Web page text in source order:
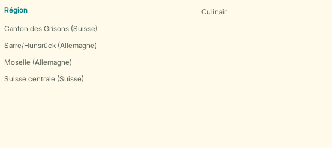
Région
Canton des Grisons (Suisse)
Sarre/Hunsrück (Allemagne)
Moselle (Allemagne)
Suisse centrale (Suisse)
Culinair